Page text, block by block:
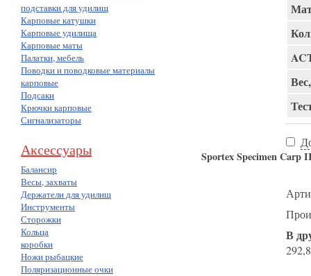
подставки для удилищ
Карповые катушки
Карповые удилища
Карповые маты
Палатки, мебель
Поводки и поводковые материалы
карповые
Подсаки
Крючки карповые
Сигнализаторы
Аксессуары
Балансир
Весы, захваты
Держатели для удилищ
Инструменты
Сторожки
Кольца
коробки
Ножи рыбацкие
Поляризационные очки
Sportex Specimen Carp
В